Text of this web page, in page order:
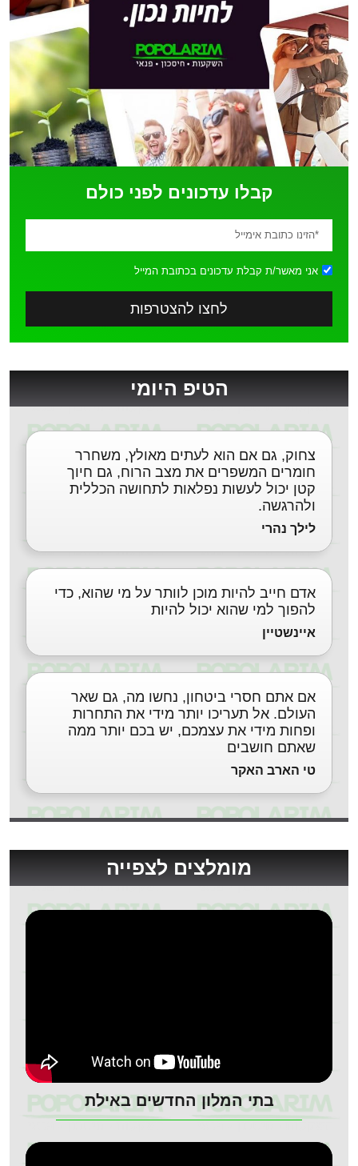
קבלו עדכונים לפני כולם
אני מאשר/ת קבלת עדכונים בכתובת המייל
לחצו להצטרפות
הטיפ היומי
צחוק, גם אם הוא לעתים מאולץ, משחרר
חומרים המשפרים את מצב הרוח, גם חיוך
קטן יכול לעשות נפלאות לתחושה הכללית
ולהרגשה.
לילך נהרי
אדם חייב להיות מוכן לוותר על מי שהוא, כדי
להפוך למי שהוא יכול להיות
איינשטיין
אם אתם חסרי ביטחון, נחשו מה, גם שאר
העולם. אל תעריכו יותר מידי את התחרות
ופחות מידי את עצמכם, יש בכם יותר ממה
שאתם חושבים
טי הארב האקר
מומלצים לצפייה
בתי המלון החדשים באילת